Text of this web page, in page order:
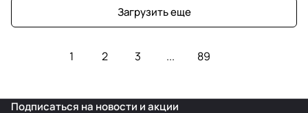
Загрузить еще
1 2 3 ... 89
Подписаться на новости и акции